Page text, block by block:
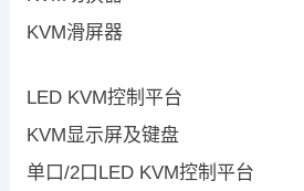
KVM滑屏器
LED KVM控制平台
KVM显示屏及键盘
单口/2口LED KVM控制平台